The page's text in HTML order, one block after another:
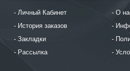
Личный Кабинет
История заказов
Закладки
Рассылка
О